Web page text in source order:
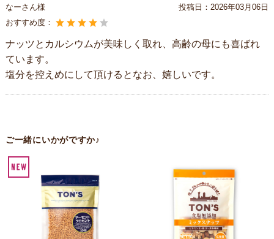
なーさん様 投稿日： 2026年03月06日
おすすめ度：
ナッツとカルシウムが美味しく取れ、高齢の母にも喜ばれ
ています。
塩分を控えめにして頂けるとなお、嬉しいです。
ご一緒にいかがですか♪